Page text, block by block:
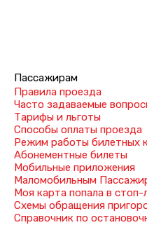
Пассажирам
Правила проезда
Часто задаваемые
Тарифы и льготы
Способы оплаты проезда
Режим работы билетных
Абонементные билеты
Мобильные приложения
Маломобильным
Моя карта попала в стоп-
Cхемы обращения
Справочник по